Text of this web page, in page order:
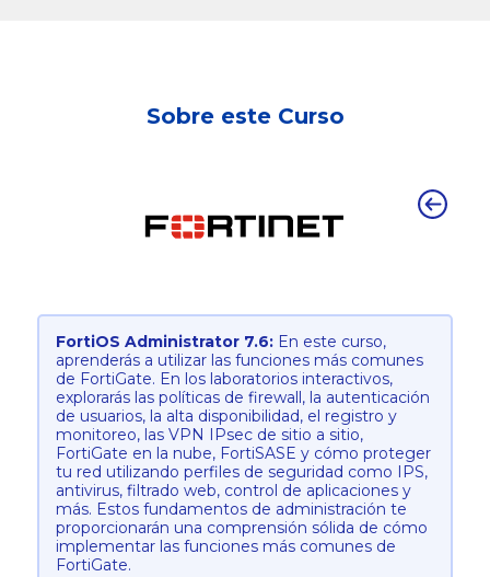
Sobre este Curso
FortiOS Administrator 7.6: En este curso,
aprenderás a utilizar las funciones más comunes
de FortiGate. En los laboratorios interactivos,
explorarás las políticas de firewall, la autenticación
de usuarios, la alta disponibilidad, el registro y
monitoreo, las VPN IPsec de sitio a sitio,
FortiGate en la nube, FortiSASE y cómo proteger
tu red utilizando perfiles de seguridad como IPS,
antivirus, filtrado web, control de aplicaciones y
más. Estos fundamentos de administración te
proporcionarán una comprensión sólida de cómo
implementar las funciones más comunes de
FortiGate.